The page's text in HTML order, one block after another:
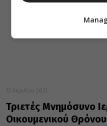
12 Απριλίου 2021
Τριετές Μνημόσυνο
Οικουμενικού Θρόνου